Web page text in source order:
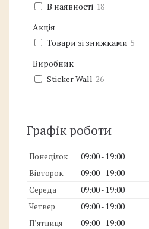
В наявності 18
Акція
Товари зі знижками 5
Виробник
Sticker Wall 26
Графік роботи
Понеділок 09:00
19:00
Вівторок
09:00
19:00
Середа
09:00
19:00
Четвер
09:00
19:00
Пʼятниця
09:00
19:00